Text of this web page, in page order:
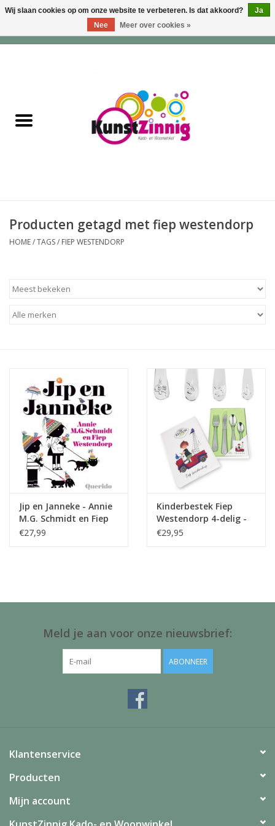
Wonen & Lifestyle
Tassen & Portemonnees
Kinderen
Stationery & Gifts
Sieraden
Hebbedingen
Thee, Koffie & wat Lekkers
Wenskaarten
Producten getagd met fiep westendorp
HOME/TAGS/ FIEP WESTENDORP
Jip en Janneke - Annie
M.G. Schmidt en Fiep
Westendorp
€27,99
Kinderbestek Fiep
Westendorp 4-delig -
Keltum
€29,95
Meld je aan voor onze nieuwsbrief:
ABONNEER
Klantenservice
Producten
Mijn account
Wij slaan cookies op om onze website te verbeteren. Is dat akkoord?
Ja
Nee
Meer over cookies »